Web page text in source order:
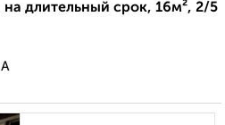
длительный срок, 16м², 2/5